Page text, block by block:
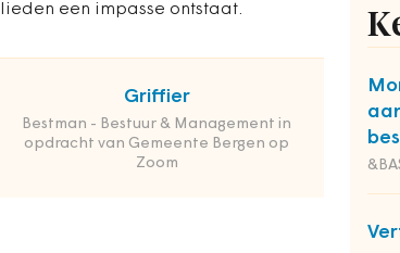
een impasse ontstaat.
Griffier
Bestman - Bestuur & Management in
opdracht van Gemeente Bergen op
Zoom